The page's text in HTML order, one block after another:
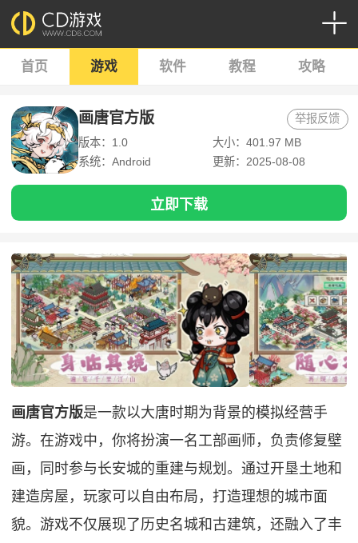
首页 游戏 软件 教程 攻略
画唐官方版
版本：1.0
大小：401.97 MB
系统：Android
更新：2025-08-08
举报反馈
立即下载
画唐官方版是一款以大唐时期为背景的模拟经营手
游。在游戏中，你将扮演一名工部画师，负责修复壁
画，同时参与长安城的重建与规划。通过开垦土地和
建造房屋，玩家可以自由布局，打造理想的城市面
貌。游戏不仅展现了历史名城和古建筑，还融入了丰